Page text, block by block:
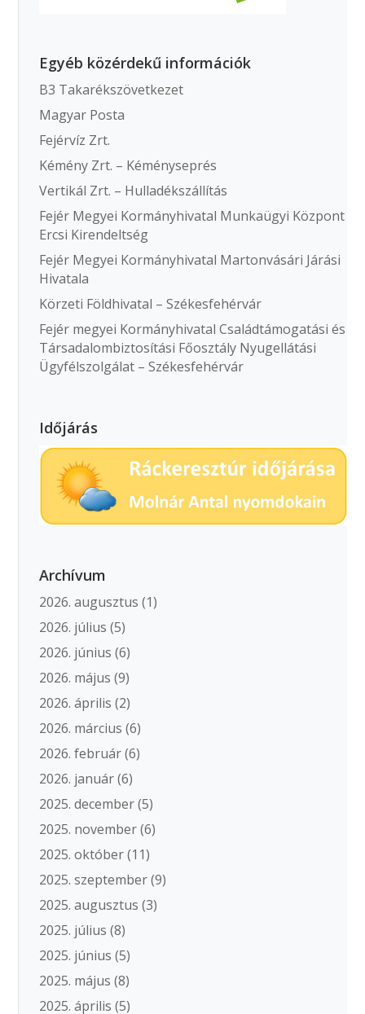
Egyéb közérdekű információk
B3 Takarékszövetkezet
Magyar Posta
Fejérvíz Zrt.
Kémény Zrt. – Kéményseprés
Vertikál Zrt. – Hulladékszállítás
Fejér Megyei Kormányhivatal Munkaügyi Központ
Ercsi Kirendeltség
Fejér Megyei Kormányhivatal Martonvásári Járási
Hivatala
Körzeti Földhivatal – Székesfehérvár
Fejér megyei Kormányhivatal Családtámogatási és
Társadalombiztosítási Főosztály Nyugellátási
Ügyfélszolgálat – Székesfehérvár
Időjárás
Archívum
2026. augusztus (1)
2026. július (5)
2026. június (6)
2026. május (9)
2026. április (2)
2026. március (6)
2026. február(6)
2026. január(6)
2025. december(5)
2025. november(6)
2025. október(11)
2025. szeptember(9)
2025. augusztus (3)
2025. július (8)
2025. június (5)
2025. május (8)
2025. április (5)